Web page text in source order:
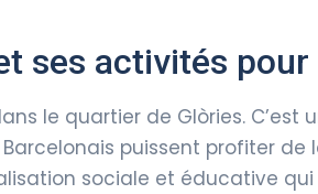
ses activités
le quartier de Glòries. C’est
puissent profiter de
sociale et éducative